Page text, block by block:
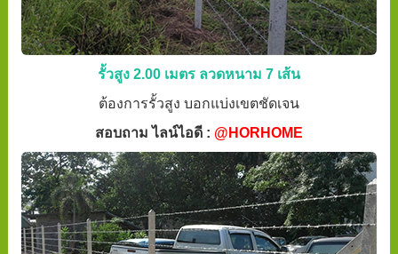
รั้วสูง 2.00 เมตร ลวดหนาม 7 เส้น
ต้องการรั้วสูง บอกแบ่งเขตชัดเจน
สอบถาม ไลน์ไอดี : @HORHOME